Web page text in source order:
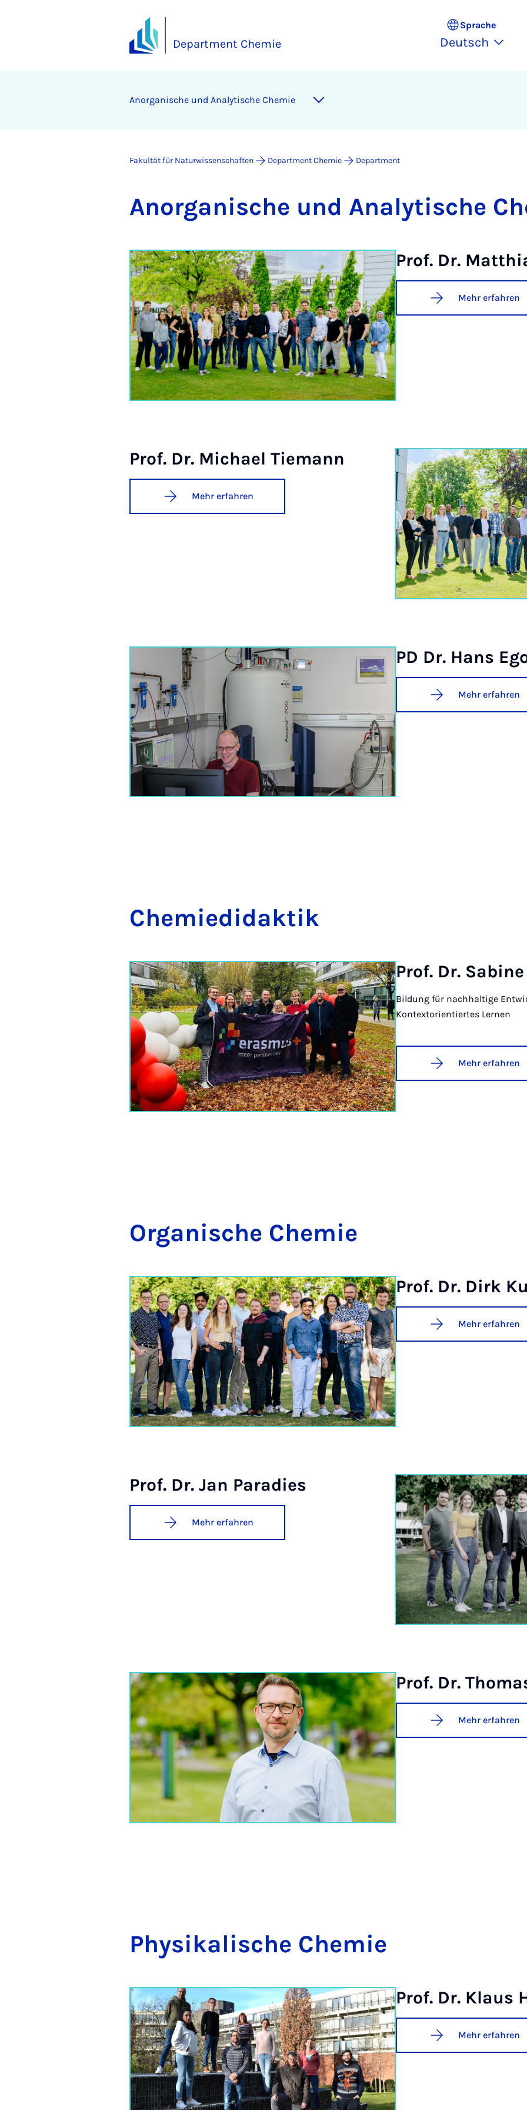
Department Chemie
Sprache
Deutsch
An­or­ga­ni­sche und Ana­ly­ti­sche Che­mie
Fakultät für Naturwissenschaften Department Chemie Department
An­or­ga­ni­sche und Ana­ly­ti­sche
Prof. Dr.
Mehr erfahren
Prof. Dr. Mi­cha­el Ti­e­mann
Mehr erfahren
PD Dr. Hans
Mehr erfahren
Che­mi­e­di­dak­tik
Prof. Dr.
Bildung für nachhaltige
Kontextorientiertes Lernen
Mehr erfahren
Or­ga­ni­sche Che­mie
Prof. Dr. Dirk
Mehr erfahren
Prof. Dr. Jan Pa­ra­dies
Mehr erfahren
Prof. Dr.
Mehr erfahren
Phy­si­ka­li­sche Che­mie
Prof. Dr. Klaus
Mehr erfahren